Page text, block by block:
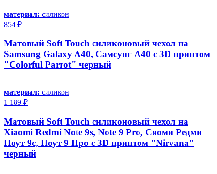
материал: силикон
854 ₽
Матовый Soft Touch силиконовый чехол на
Samsung Galaxy A40, Самсунг А40 с 3D принтом
"Colorful Parrot" черный
материал: силикон
1 189 ₽
Матовый Soft Touch силиконовый чехол на
Xiaomi Redmi Note 9s, Note 9 Pro, Сяоми Редми
Ноут 9с, Ноут 9 Про с 3D принтом "Nirvana"
черный